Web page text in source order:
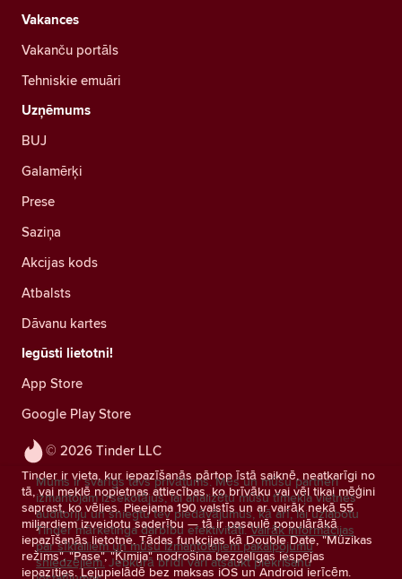
© 2026 Tinder LLC
Tinder ir vieta, kur iepazīšanās pārtop īstā saiknē, neatkarīgi no
tā, vai meklē nopietnas attiecības, ko brīvāku vai vēl tikai mēģini
saprast, ko vēlies. Pieejama 190 valstīs un ar vairāk nekā 55
miljardiem izveidotu saderību — tā ir pasaulē populārākā
iepazīšanās lietotne. Tādas funkcijas kā Double Date, "Mūzikas
režīms", "Pase", "Ķīmija" nodrošina bezgalīgas iespējas
iepazīties. Lejupielādē bez maksas iOS un Android ierīcēm.
Vakances
Vakanču portāls
Tehniskie emuāri
Uzņēmums
BUJ
Galamērķi
Prese
Saziņa
Akcijas kods
Atbalsts
Dāvanu kartes
Iegūsti lietotni!
App Store
Google Play Store
Mums ir svarīgs tavs privātums. Mēs un mūsu partneri
izmantojam izsekotājus, lai analizētu mūsu tīmekļa vietnes
auditoriju un sniegtu tev piedāvājumus, kā arī, lai uzlabotu
Tinder mārketinga darbību efektivitāti. Vairāk informācijas
par sīkfailiem un mūsu izmantotajiem pakalpojumu
sniedzējiem. Jebkurā brīdī vari atsaukt piekrišanu